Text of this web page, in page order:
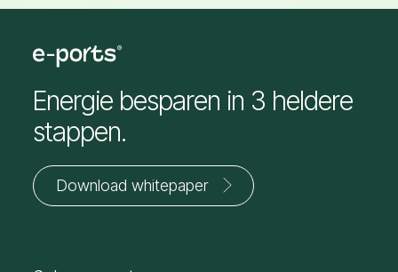
Energie besparen in 3 heldere
stappen.
Download whitepaper